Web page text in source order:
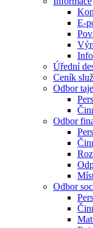
E-
Úřední
Ceník
Odbor
Odbor
Odbor